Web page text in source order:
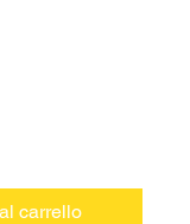
carrello